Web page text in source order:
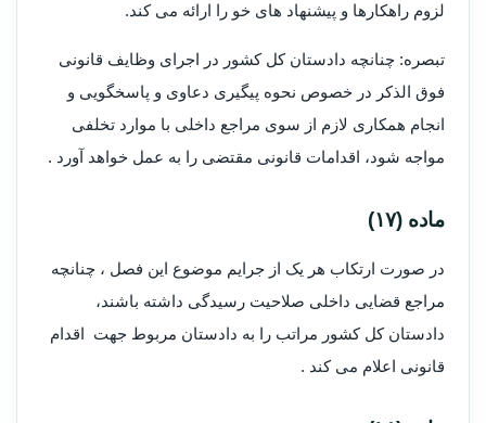
لزوم راهکارها و پیشنهاد های خو را ارائه می کند.
تبصره: چنانچه دادستان کل کشور در اجرای وظایف قانونی
فوق الذکر در خصوص نحوه پیگیری دعاوی و پاسخگویی و
انجام همکاری لازم از سوی مراجع داخلی با موارد تخلفی
مواجه شود، اقدامات قانونی مقتضی را به عمل خواهد آورد .
ماده (۱۷)
در صورت ارتکاب هر یک از جرایم موضوع این فصل ، چنانچه
مراجع قضایی داخلی صلاحیت رسیدگی داشته باشند،
دادستان کل کشور مراتب را به دادستان مربوط جهت اقدام
قانونی اعلام می کند .